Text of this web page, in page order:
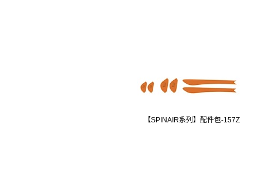
【SPINAIR系列】配件包-157Z